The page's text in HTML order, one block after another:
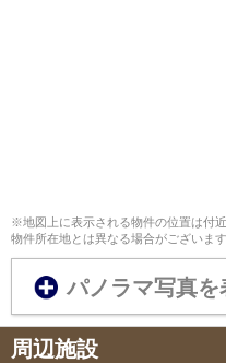
※地図上に表示される物件の位置は付
物件所在地とは異なる場合がございます
パノラマ写真を
周辺施設